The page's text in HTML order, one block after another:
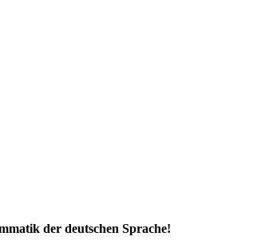
der deutschen Sprache!